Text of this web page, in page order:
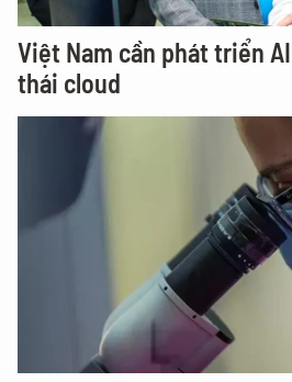
Việt Nam cần phát triển
thái cloud